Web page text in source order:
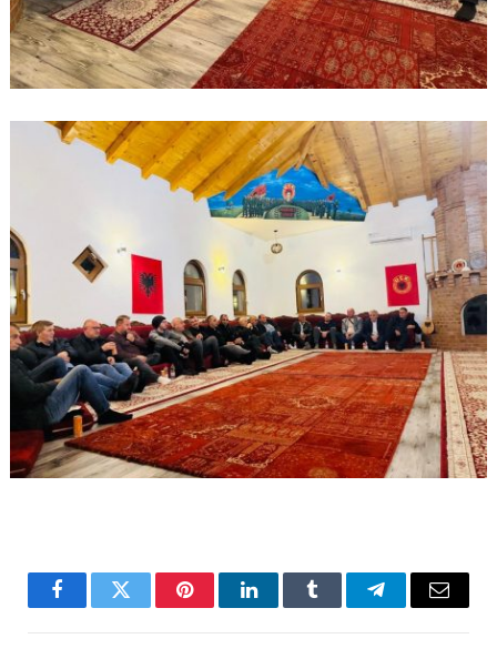
FacebookTwitter PinterestLinkedInTumblr TelegramEmail